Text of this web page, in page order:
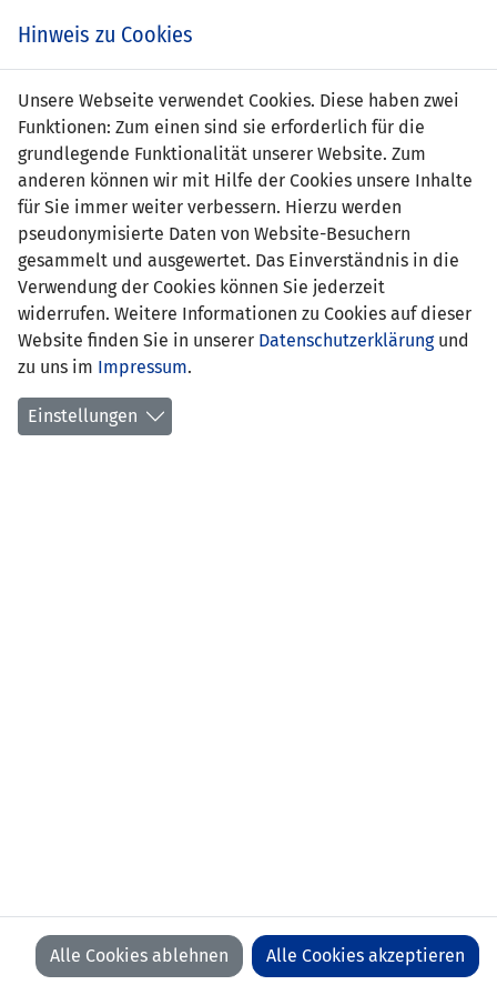
Gabriel Beck
Position:
Geburtsdatum: 22. Januar 2010
Anzahl Spiele: 0
Anzahl Tore: 0
Hinweis zu Cookies
Unsere Webseite verwendet Cookies. Diese haben zwei
Funktionen: Zum einen sind sie erforderlich für die
grundlegende Funktionalität unserer Website. Zum
anderen können wir mit Hilfe der Cookies unsere Inhalte
für Sie immer weiter verbessern. Hierzu werden
pseudonymisierte Daten von Website-Besuchern
gesammelt und ausgewertet. Das Einverständnis in die
Verwendung der Cookies können Sie jederzeit
widerrufen. Weitere Informationen zu Cookies auf dieser
Website finden Sie in unserer Datenschutzerklärungund
zu uns im Impressum.
Einstellungen
Alle Cookies ablehnen Alle Cookies akzeptieren